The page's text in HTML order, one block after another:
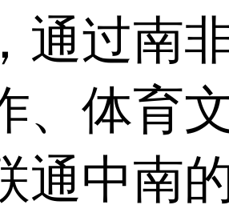
通过南
、体育
通中南